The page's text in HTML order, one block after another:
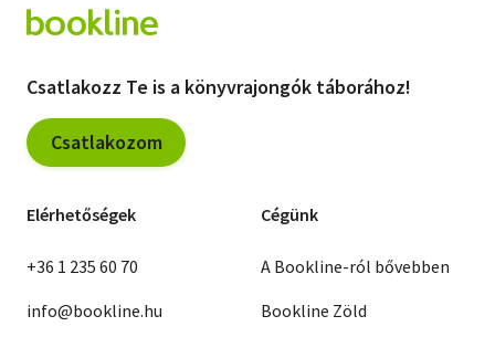
Csatlakozz Te is a könyvrajongók táborához!
Csatlakozom
Elérhetőségek
+36 1 235 60 70
info@bookline.hu
Cégünk
A Bookline-ról bővebben
Bookline Zöld